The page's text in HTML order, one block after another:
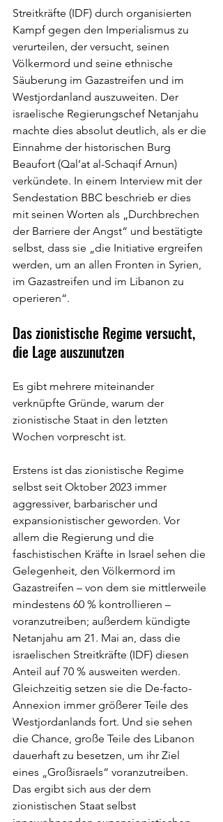
Streitkräfte (IDF) durch organisierten
Kampf gegen den Imperialismus zu
verurteilen, der versucht, seinen
Völkermord und seine ethnische
Säuberung im Gazastreifen und im
Westjordanland auszuweiten. Der
israelische Regierungschef Netanjahu
machte dies absolut deutlich, als er die
Einnahme der historischen Burg
Beaufort (Qal’at al-Schaqif Arnun)
verkündete. In einem Interview mit der
Sendestation BBC beschrieb er dies
mit seinen Worten als „Durchbrechen
der Barriere der Angst“ und bestätigte
selbst, dass sie „die Initiative ergreifen
werden, um an allen Fronten in Syrien,
im Gazastreifen und im Libanon zu
operieren“.
Das zionistische Regime versucht,
die Lage auszunutzen
Es gibt mehrere miteinander
verknüpfte Gründe, warum der
zionistische Staat in den letzten
Wochen vorprescht ist.
Erstens ist das zionistische Regime
selbst seit Oktober 2023 immer
aggressiver, barbarischer und
expansionistischer geworden. Vor
allem die Regierung und die
faschistischen Kräfte in Israel sehen die
Gelegenheit, den Völkermord im
Gazastreifen – von dem sie mittlerweile
mindestens 60 % kontrollieren –
voranzutreiben; außerdem kündigte
Netanjahu am 21. Mai an, dass die
israelischen Streitkräfte (IDF) diesen
Anteil auf 70 % ausweiten werden.
Gleichzeitig setzen sie die De-facto-
Annexion immer größerer Teile des
Westjordanlands fort. Und sie sehen
die Chance, große Teile des Libanon
dauerhaft zu besetzen, um ihr Ziel
eines „Großisraels“ voranzutreiben.
Das ergibt sich aus der dem
zionistischen Staat selbst